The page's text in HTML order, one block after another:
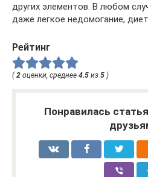
других элементов. В любом
даже легкое недомогание,
Рейтинг
( 2 оценки, среднее 4.5 из 5 )
Понравилась